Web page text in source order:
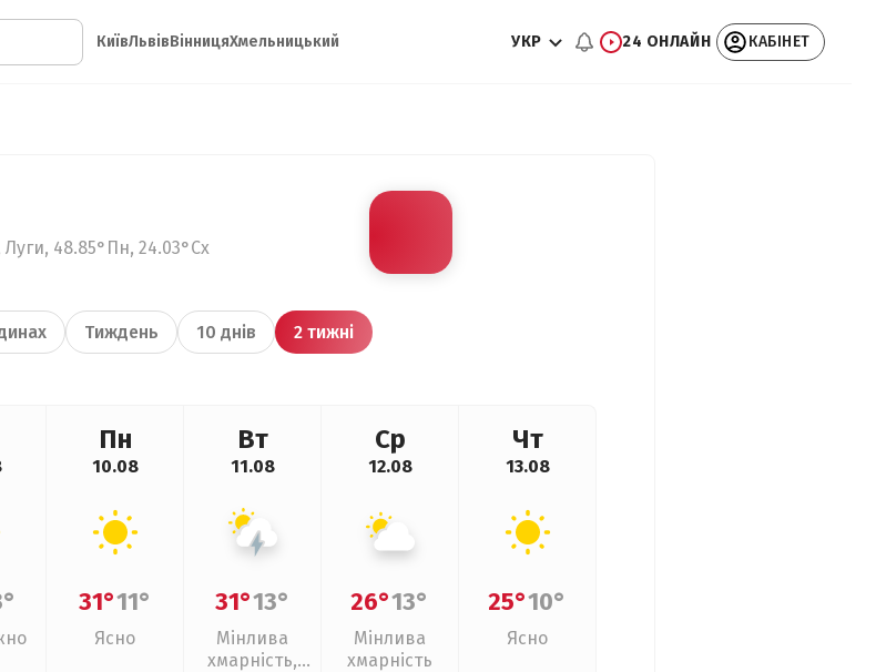
КиївЛьвівВінницяХмельницький УКР 24 ОНЛАЙН КАБІНЕТ
48.85°Пн, 24.03°Сх
Тиждень 10 днів 2 тижні
Пн
10.08
31°11°
Ясно
Вт
11.08
31°13°
Мінлива
хмарність,
Ср
12.08
26°13°
Мінлива
хмарність
Чт
13.08
25°10°
Ясно